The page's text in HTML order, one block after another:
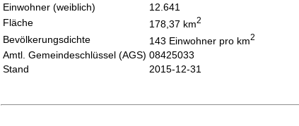
Einwohner (weiblich)
12.641
Fläche
178,37 km2
Bevölkerungsdichte 143 Einwohner pro km2
Amtl. Gemeindeschlüssel (AGS) 08425033
Stand
2015-12-31